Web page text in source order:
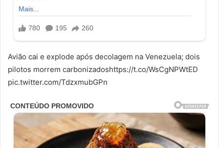
Avião cai e explode após decolagem na Venezuela; dois
pilotos morrem carbonizadoshttps://t.co/WsCgNPWtED
pic.twitter.com/TdzxmubGPn